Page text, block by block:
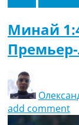
Минай
add comment